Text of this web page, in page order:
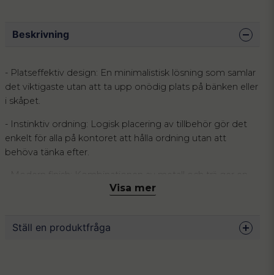
Beskrivning
- Platseffektiv design: En minimalistisk lösning som samlar
det viktigaste utan att ta upp onödig plats på bänken eller
i skåpet.
- Instinktiv ordning: Logisk placering av tillbehör gör det
enkelt för alla på kontoret att hålla ordning utan att
behöva tänka efter.
estetisk uppgradering till pentryt som känns både fräsch
Även den minsta kaffehörna förtjänar ett system som
Visa mer
Ställ en produktfråga